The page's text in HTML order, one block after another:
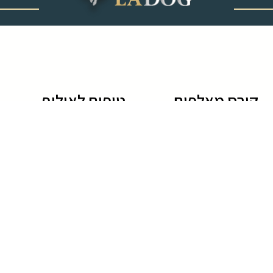
‎ ‎ ‎ ‎ ‎ ‎ ‎ ‎ ‎ ‎ ‎ ‎ ‎
קורס מאלפים טיפים לאילוף